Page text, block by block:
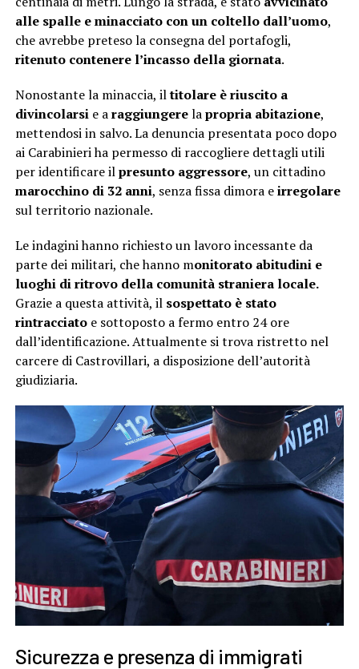
alle spalle e minacciato con un coltello dall’uomo,
che avrebbe preteso la consegna del portafogli,
ritenuto contenere l’incasso della giornata.
Nonostante la minaccia, iltitolare è riuscito a
divincolarsie araggiungerelapropria abitazione,
mettendosi in salvo. La denuncia presentata poco dopo
ai Carabinieri ha permesso di raccogliere dettagli utili
per identificare ilpresunto aggressore, un cittadino
marocchino di 32 anni, senza fissa dimora eirregolare
sul territorio nazionale.
Le indagini hanno richiesto un lavoro incessante da
parte dei militari, che hanno monitorato abitudini e
luoghi di ritrovo della comunità straniera locale.
Grazie a questa attività, il sospettato è stato
rintracciatoe sottoposto a fermo entro 24 ore
dall’identificazione. Attualmente si trova ristretto nel
carcere di Castrovillari, a disposizione dell’autorità
giudiziaria.
Sicurezza e presenza di immigrati